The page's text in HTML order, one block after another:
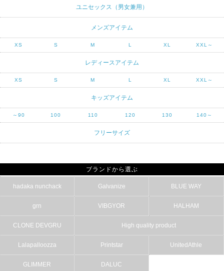
ユニセックス（男女兼用）
メンズアイテム
XS S M L XL XXL～
レディースアイテム
XS S M L XL XXL～
キッズアイテム
～90 100 110 120 130 140～
フリーサイズ
ブランドから選ぶ
hadaka nunchack Galvanize BLUE WAY
grn VIBGYOR HALHAM
CLONE DEVGRU High quality product
Lalapalloozza Printstar UnitedAthle
GLIMMER DALUC